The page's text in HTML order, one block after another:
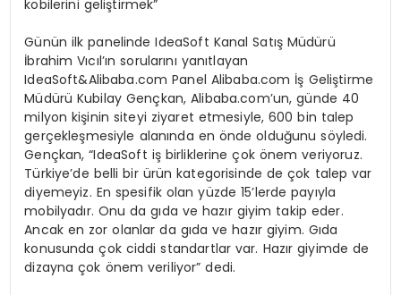
kobilerini geliştirmek”
Günün ilk panelinde IdeaSoft Kanal Satış Müdürü
İbrahim Vıcıl’ın sorularını yanıtlayan
IdeaSoft&Alibaba.com Panel Alibaba.com İş Geliştirme
Müdürü Kubilay Gençkan, Alibaba.com’un, günde 40
milyon kişinin siteyi ziyaret etmesiyle, 600 bin talep
gerçekleşmesiyle alanında en önde olduğunu söyledi.
Gençkan, “IdeaSoft iş birliklerine çok önem veriyoruz.
Türkiye’de belli bir ürün kategorisinde de çok talep var
diyemeyiz. En spesifik olan yüzde 15’lerde payıyla
mobilyadır. Onu da gıda ve hazır giyim takip eder.
Ancak en zor olanlar da gıda ve hazır giyim. Gıda
konusunda çok ciddi standartlar var. Hazır giyimde de
dizayna çok önem veriliyor” dedi.